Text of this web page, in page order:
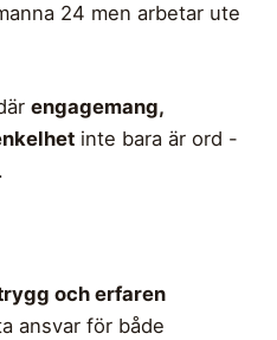
24 men arbetar ute
engagemang,
inte bara är ord -
och erfaren
ansvar för både